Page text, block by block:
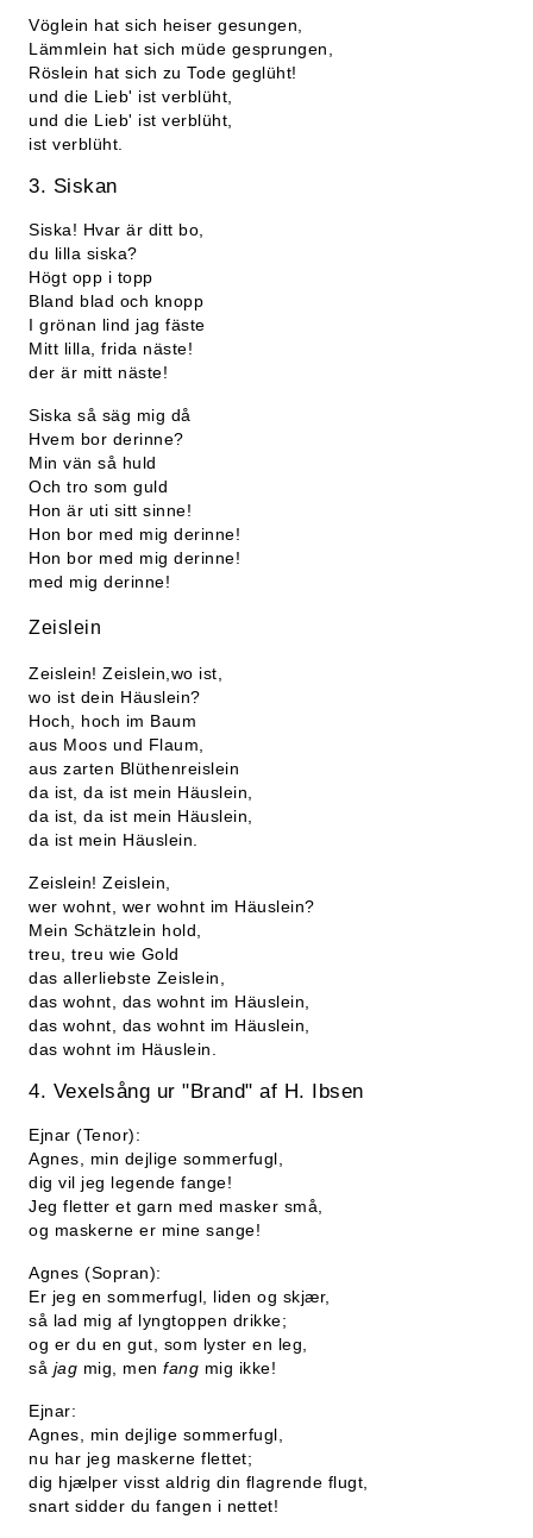
Vöglein hat sich heiser gesungen,
Lämmlein hat sich müde gesprungen,
Röslein hat sich zu Tode geglüht!
und die Lieb' ist verblüht,
und die Lieb' ist verblüht,
ist verblüht.
3. Siskan
Siska! Hvar är ditt bo,
du lilla siska?
Högt opp i topp
Bland blad och knopp
I grönan lind jag fäste
Mitt lilla, frida näste!
der är mitt näste!
Siska så säg mig då
Hvem bor derinne?
Min vän så huld
Och tro som guld
Hon är uti sitt sinne!
Hon bor med mig derinne!
Hon bor med mig derinne!
med mig derinne!
Zeislein
Zeislein! Zeislein,wo ist,
wo ist dein Häuslein?
Hoch, hoch im Baum
aus Moos und Flaum,
aus zarten Blüthenreislein
da ist, da ist mein Häuslein,
da ist, da ist mein Häuslein,
da ist mein Häuslein.
Zeislein! Zeislein,
wer wohnt, wer wohnt im Häuslein?
Mein Schätzlein hold,
treu, treu wie Gold
das allerliebste Zeislein,
das wohnt, das wohnt im Häuslein,
das wohnt, das wohnt im Häuslein,
das wohnt im Häuslein.
4. Vexelsång ur "Brand" af H. Ibsen
Ejnar (Tenor):
Agnes, min dejlige sommerfugl,
dig vil jeg legende fange!
Jeg fletter et garn med masker små,
og maskerne er mine sange!
Agnes (Sopran):
Er jeg en sommerfugl, liden og skjær,
så lad mig af lyngtoppen drikke;
og er du en gut, som lyster en leg,
så jag mig, men fang mig ikke!
Ejnar:
Agnes, min dejlige sommerfugl,
nu har jeg maskerne flettet;
dig hjælper visst aldrig din flagrende flugt,
snart sidder du fangen i nettet!